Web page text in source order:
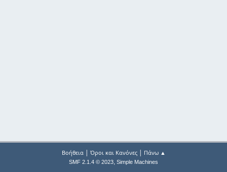
Βοήθεια| Όροι και Κανόνες| Πάνω ▲
SMF 2.1.4 © 2023, Simple Machines